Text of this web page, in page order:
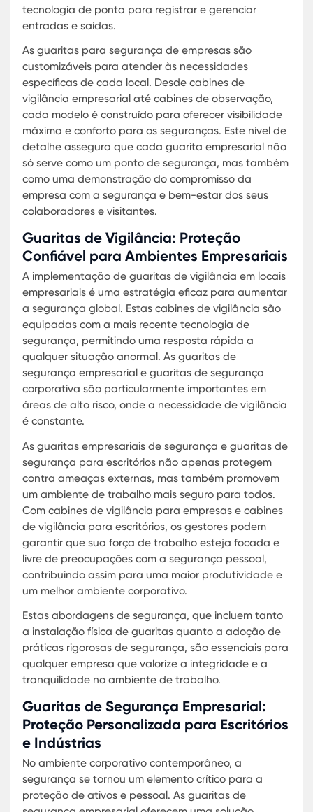
de defesa, controlando o acesso e garantindo a
proteção tanto de recursos materiais quanto
humanos. A Karmod, líder no desenvolvimento de
soluções modulares, proporciona guaritas que
combinam tecnologia avançada com design
adaptativo, assegurando não apenas
mas também uma integração estética com o
ambiente corporativo.
Adaptação ao ambiente: As guaritas da Karmod
projetadas para se harmonizar com a arquitetura
existente, oferecendo soluções que se adaptam às
necessidades específicas de cada local.
Tecnologia de ponta: Equipadas com sistemas de
vigilância modernos, as guaritas permitem um
eficaz e em tempo real do fluxo de pessoas e
Durabilidade e confiança: Fabricadas com
alta qualidade, as guaritas Karmod garantem
longevidade e resistência às intempéries.
Cabines de Vigilância Empresarial
As cabines de vigilância empresarial são
para manter a vigilância contínua e eficaz em
ambientes corporativos. Com a expertise da
em construções modulares, estas cabines são
do que um ponto de observação; são centros de
comando equipados com tecnologia avançada
responder a qualquer situação de segurança.
Flexibilidade de instalação: As cabines podem ser
instaladas em diversos pontos estratégicos,
visibilidade ampla e sem obstruções.
Conforto para os operadores : Projetadas para
espaços de trabalho eficientes, estas cabines
proporcionam um ambiente confortável e
para os seguranças.
Customização conforme a demanda: A Karmod
opções de personalização, adaptando as cabines
necessidades específicas de segurança e
Cada uma dessas soluções é desenvolvida com
segurança e eficiência em mente, assegurando
as operações empresariais possam prosseguir
interrupções enquanto a integridade do local é
mantida. Investir em guaritas de segurança